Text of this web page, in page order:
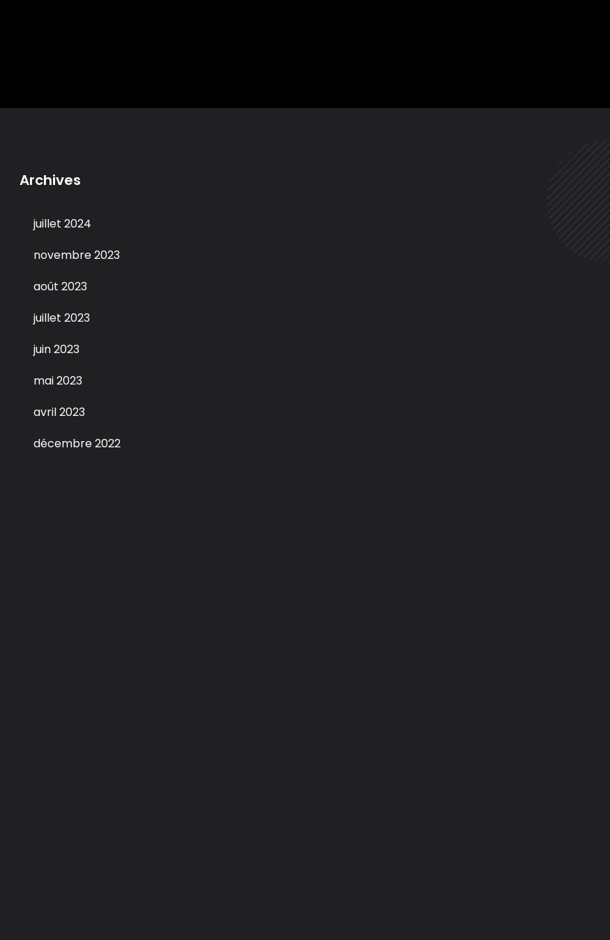
Archives
juillet 2024
novembre 2023
août 2023
juillet 2023
juin 2023
mai 2023
avril 2023
décembre 2022